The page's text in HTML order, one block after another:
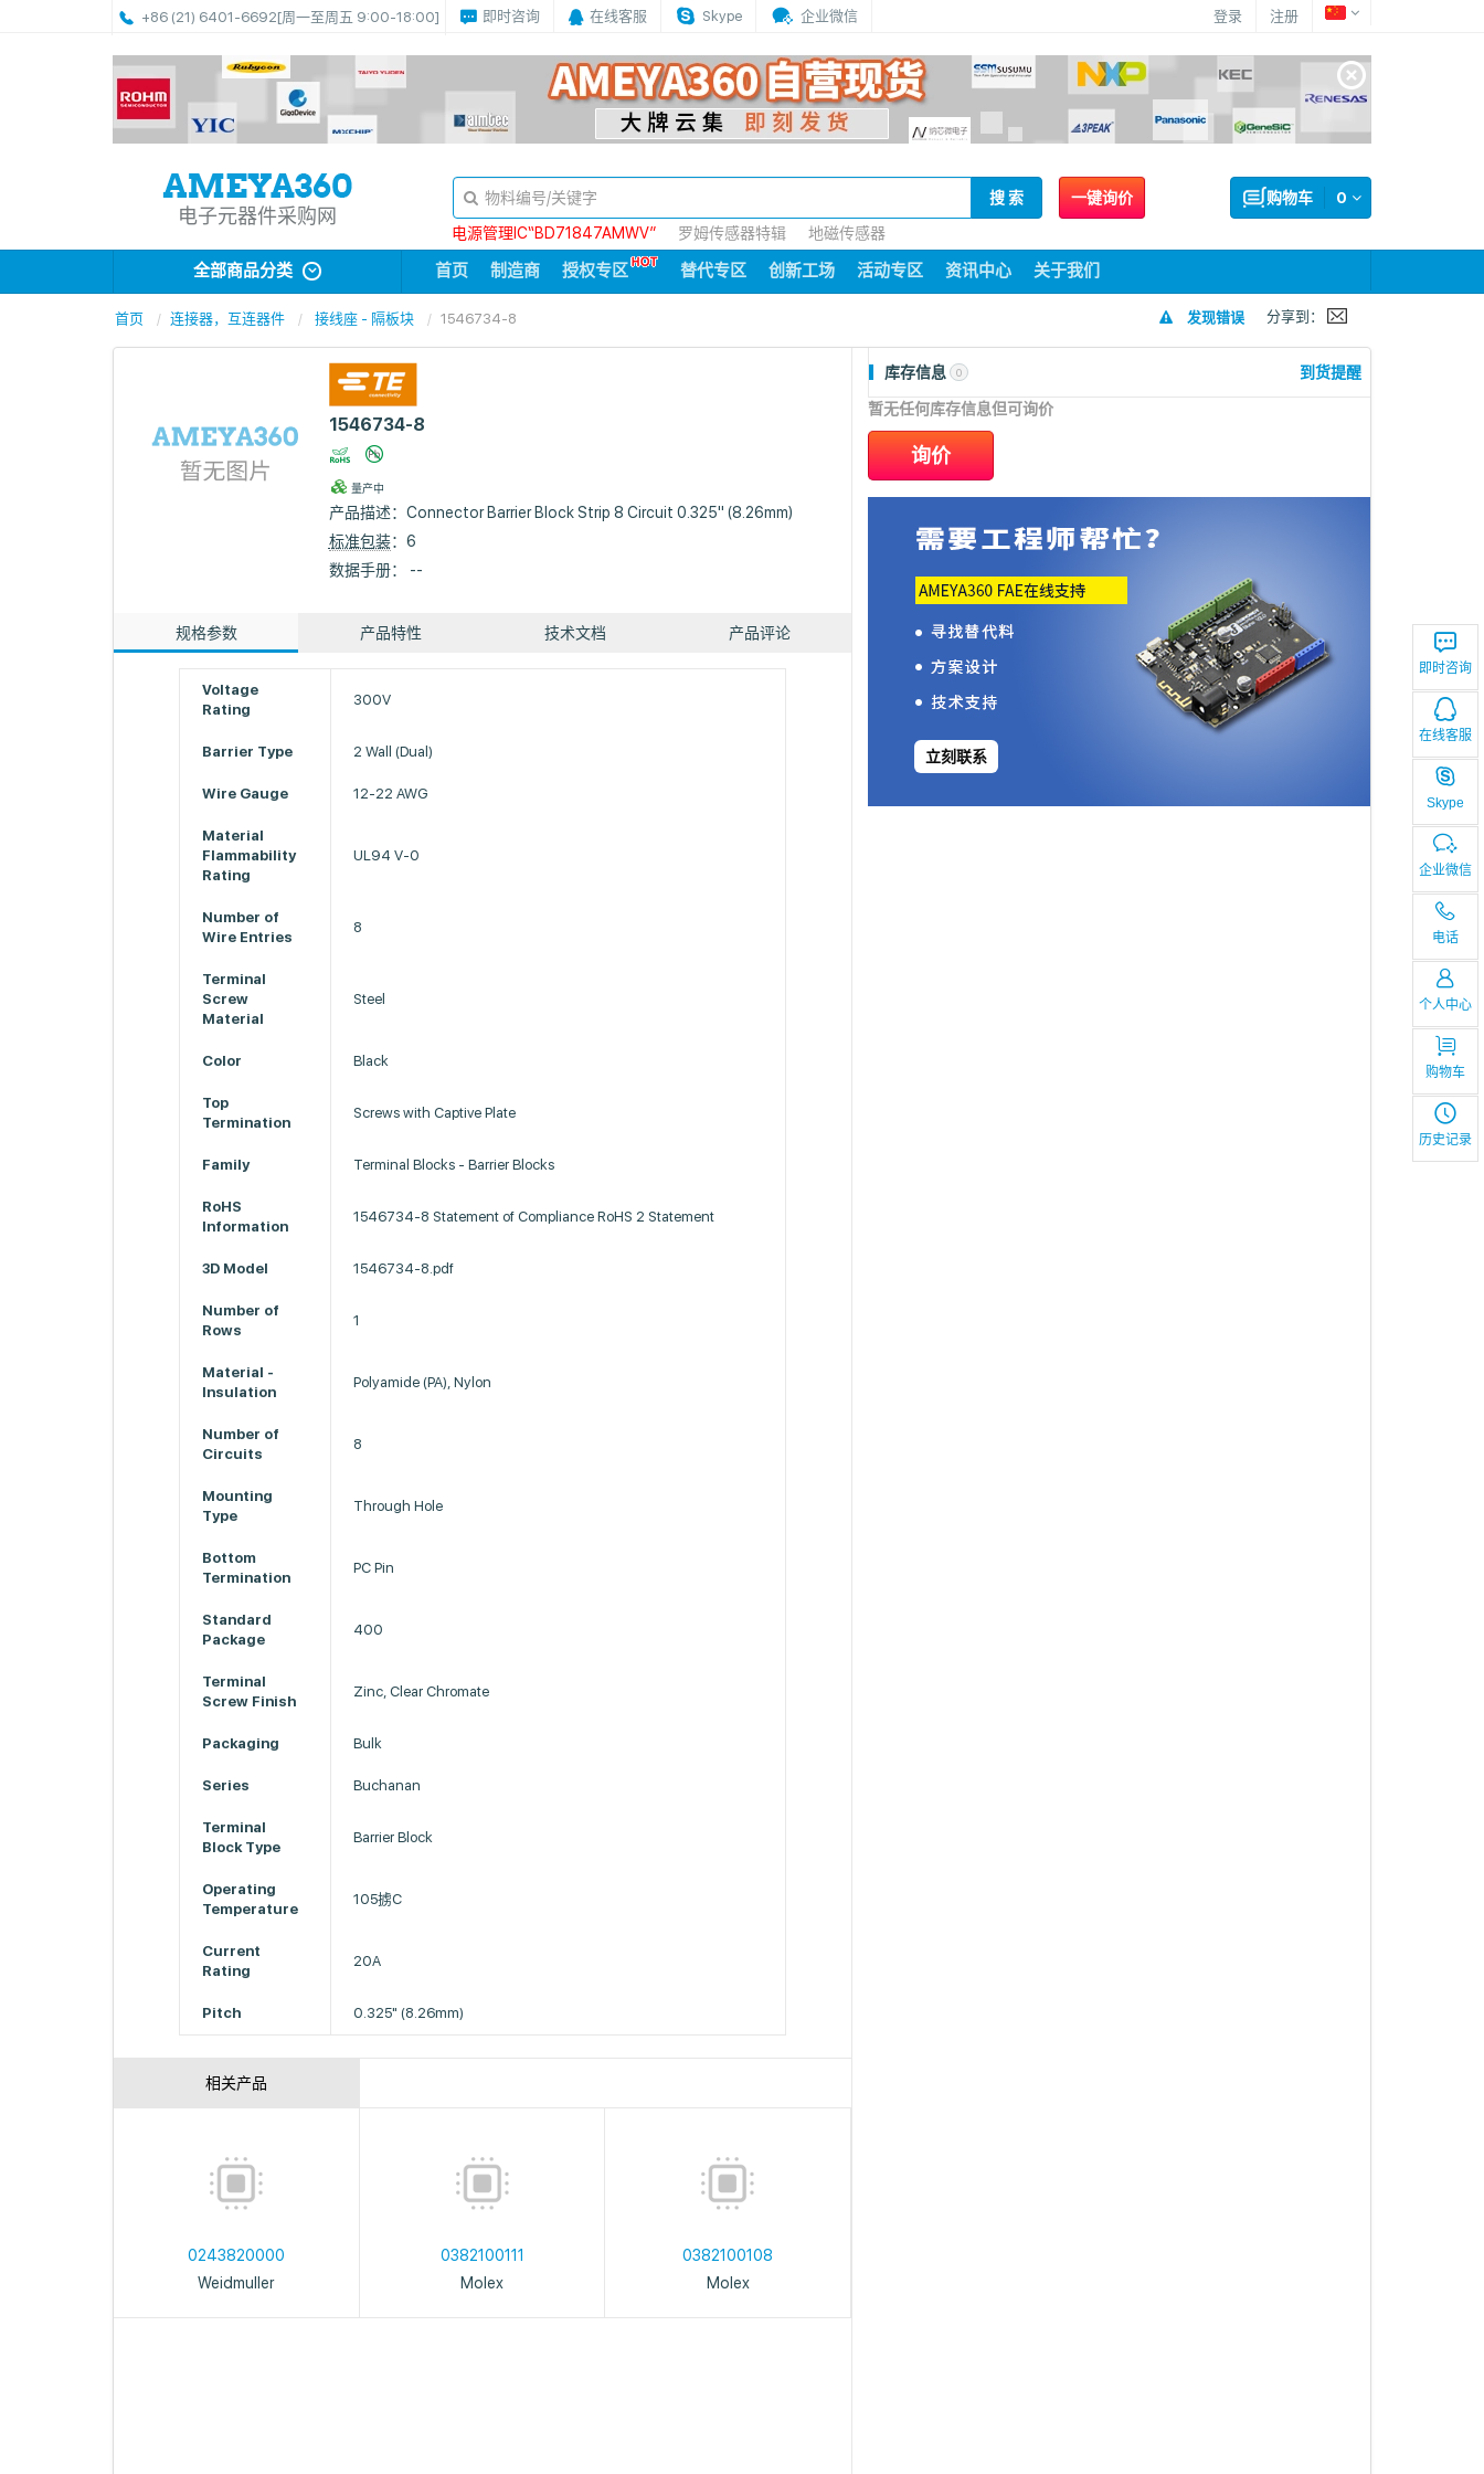
+86 (21) 6401-6692[周一至周五 9:00-18:00] 即时咨询 在线客服 Skype 企业微信 登录 注册
即时咨询
在线客服
Skype
企业微信
电话
个人中心
购物车
历史记录
电子元器件采购网
一键询价 0
购物车
搜 索
电源管理IC“BD71847AMWV”
罗姆传感器特辑 地磁传感器
全部商品分类 首页 制造商 授权专区 替代专区 创新工场 活动专区 资讯中心 关于我们
首页 连接器，互连器件 接线座 - 隔板块 1546734-8 发现错误 分享到：
1546734-8
量产中
产品描述： Connector Barrier Block Strip 8 Circuit 0.325" (8.26mm)
标准包装：6
数据手册： --
规格参数 产品特性 技术文档 产品评论
Voltage
Rating
300V
Barrier Type 2 Wall (Dual)
Wire Gauge 12-22 AWG
Material
Flammability
Rating
UL94 V-0
Number of
Wire Entries
8
Terminal
Screw
Material
Steel
Color Black
Top
Termination
Screws with Captive Plate
Family Terminal Blocks - Barrier Blocks
RoHS
Information
1546734-8 Statement of Compliance RoHS 2 Statement
3D Model 1546734-8.pdf
Number of
Rows
1
Material -
Insulation
Polyamide (PA), Nylon
Number of
Circuits
8
Mounting
Type
Through Hole
Bottom
Termination
PC Pin
Standard
Package
400
Terminal
Screw Finish
Zinc, Clear Chromate
Packaging Bulk
Series Buchanan
Terminal
Block Type
Barrier Block
Operating
Temperature
105掳C
Current
Rating
20A
Pitch 0.325" (8.26mm)
相关产品
0243820000
Weidmuller
0382100111
Molex
0382100108
Molex
库存信息 0 到货提醒
暂无任何库存信息但可询价
询价
立刻联系